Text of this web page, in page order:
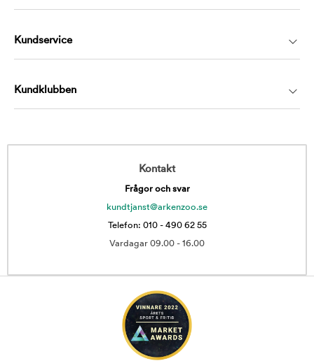
Kundservice
Kundklubben
Kontakt
Frågor och svar
kundtjanst@arkenzoo.se
Telefon: 010 - 490 62 55
Vardagar 09.00 - 16.00